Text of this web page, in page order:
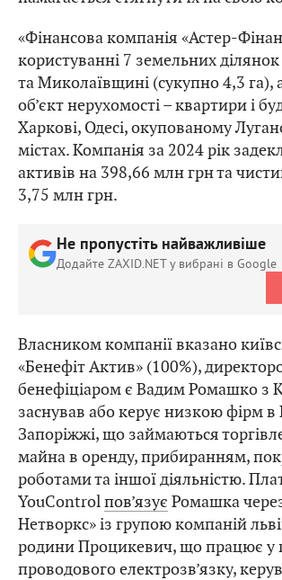
«Фінансова компанія «Астер-
користуванні 7 земельних
та Миколаївщині (сукупно 4,3 га),
об’єкт нерухомості – квартири і
Харкові, Одесі, окупованому
містах. Компанія за 2024 рік
активів на 398,66 млн грн та
3,75 млн грн.
Не пропустіть найважливіше
Додайте ZAXID.NET у вибрані в Google
Власником компанії вказано
«Бенефіт Актив» (100%),
бенефіціаром є Вадим Ромашко з
заснував або керує низкою фірм в
Запоріжжі, що займаються
майна в оренду, прибиранням,
роботами та іншої діяльністю.
YouControlпов’язує Ромашка
Нетворкс» із групою компаній
родини Процикевич, що працює у
проводового електрозв’язку,